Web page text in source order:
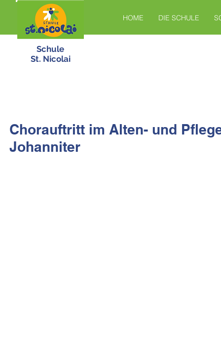
HOME DIE SCHULE
Schule
St. Nicolai
Chorauftritt im Alten- und
Johanniter